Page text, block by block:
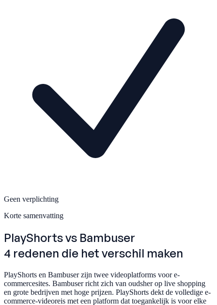
Geen verplichting
Korte samenvatting
PlayShortsvs Bambuser
4 redenen die het verschil maken
PlayShorts en Bambuser zijn twee videoplatforms voor e-
commercesites. Bambuser richt zich van oudsher op live shopping
en grote bedrijven met hoge prijzen. PlayShorts dekt de volledige e-
commerce-videoreis met een platform dat toegankelijk is voor elke